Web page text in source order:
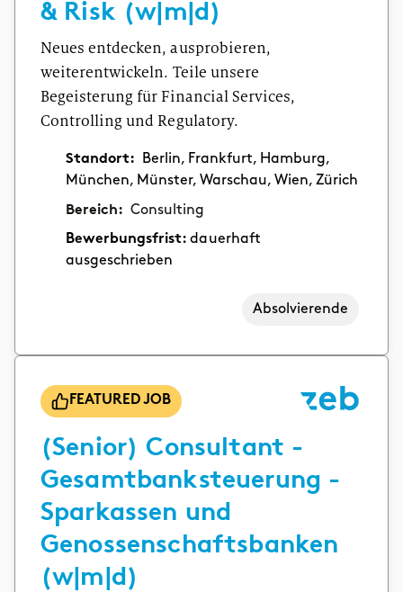
& Risk (w|m|d)
Neues entdecken, ausprobieren,
weiterentwickeln. Teile unsere
Begeisterung für Financial Services,
Controlling und Regulatory.
Standort:
Berlin, Frankfurt, Hamburg,
München, Münster, Warschau, Wien, Zürich
Bereich: Consulting
Bewerbungsfrist:dauerhaft
ausgeschrieben
Absolvierende
FEATURED JOB
(Senior) Consultant -
Gesamtbanksteuerung -
Sparkassen und
Genossenschaftsbanken
(w|m|d)